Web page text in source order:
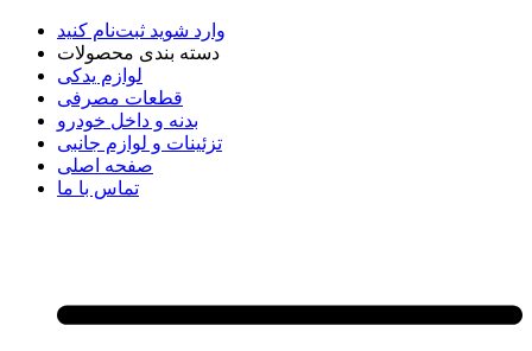
وارد شوید ثبت‌نام کنید
دسته بندی محصولات
لوازم یدکی
قطعات مصرفی
بدنه و داخل خودرو
تزئینات و لوازم جانبی
صفحه اصلی
تماس با ما